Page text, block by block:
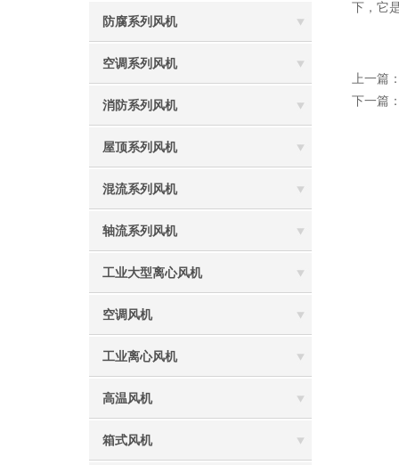
防腐系列风机
空调系列风机
消防系列风机
屋顶系列风机
混流系列风机
轴流系列风机
工业大型离心风机
空调风机
工业离心风机
高温风机
箱式风机
下，它
上一篇
下一篇